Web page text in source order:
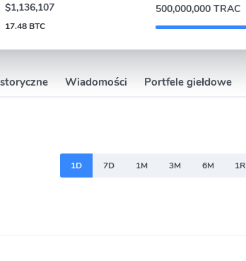
$1,136,107
17.48 BTC
500,000,000 TRAC
Wiadomości Portfele giełdowe
1D 7D 1M 3M 6M 1R